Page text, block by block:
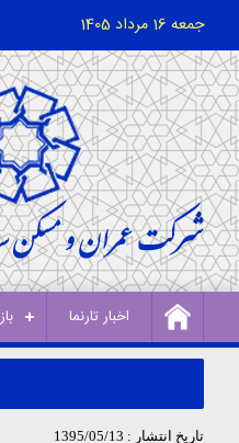
جمعه 16 مرداد 1405
اخبار تارنما
تاریخ انتشار : 1395/05/13